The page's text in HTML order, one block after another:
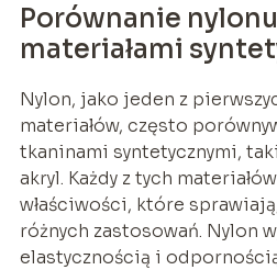
Porównanie
materiałami
Nylon, jako jeden z
materiałów, często
tkaninami syntetycznymi,
akryl. Każdy z tych
właściwości, które
różnych zastosowań. Nylon
elastycznością i